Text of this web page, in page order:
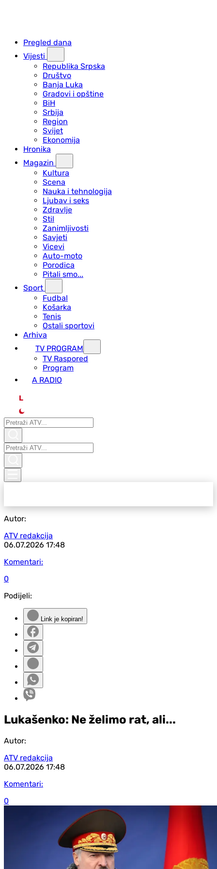
Pregled dana
Vijesti
Republika Srpska
Društvo
Banja Luka
Gradovi i opštine
BiH
Srbija
Region
Svijet
Ekonomija
Hronika
Magazin
Kultura
Scena
Nauka i tehnologija
Ljubav i seks
Zdravlje
Stil
Zanimljivosti
Savjeti
Vicevi
Auto-moto
Porodica
Pitali smo...
Sport
Fudbal
Košarka
Tenis
Ostali sportovi
Arhiva
TV PROGRAM
ТV Raspored
Program
A RADIO
L
Autor:
ATV redakcija
06.07.2026 17:48
Komentari:
0
Podijeli:
Link je kopiran!
Lukašenko: Ne želimo rat, ali...
Autor:
ATV redakcija
06.07.2026 17:48
Komentari:
0